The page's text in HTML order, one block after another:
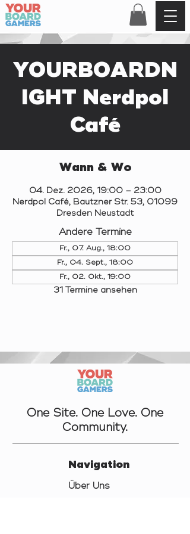
YOURBOARDN
IGHT Nerdpol
Café
Wann & Wo
04. Dez. 2026, 19:00 – 23:00
Nerdpol Café, Bautzner Str. 53, 01099
Dresden Neustadt
Andere Termine
Fr., 07. Aug., 18:00
Fr., 04. Sept., 18:00
Fr., 02. Okt., 19:00
31 Termine ansehen
One Site. One Love. One
Community.
Navigation
Über Uns